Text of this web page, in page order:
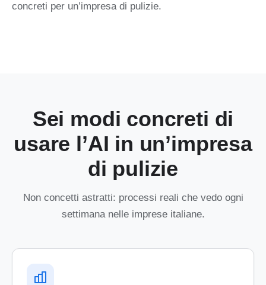
concreti per un’impresa di pulizie.
Sei modi concreti di
usare l’AI in un’impresa
di pulizie
Non concetti astratti: processi reali che vedo ogni
settimana nelle imprese italiane.